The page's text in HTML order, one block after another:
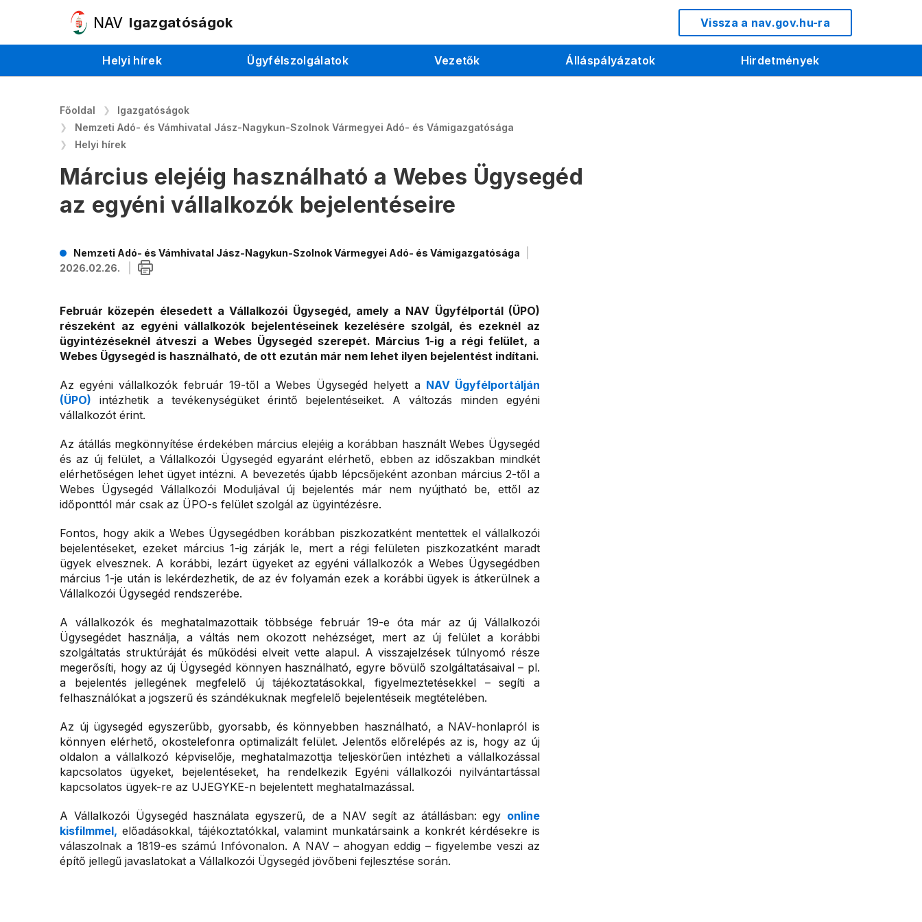
Igazgatóságok Vissza a nav.gov.hu-ra
Helyi hírek Ügyfélszolgálatok Vezetők Álláspályázatok Hirdetmények
Főoldal
Igazgatóságok
Nemzeti Adó- és Vámhivatal Jász-Nagykun-Szolnok Vármegyei Adó- és Vámigazgatósága
Helyi hírek
Március elejéig használható a Webes Ügysegéd
az egyéni vállalkozók bejelentéseire
Nemzeti Adó- és Vámhivatal Jász-Nagykun-Szolnok Vármegyei Adó- és Vámigazgatósága
2026.02.26.
Február közepén élesedett a Vállalkozói Ügysegéd, amely a NAV Ügyfélportál (ÜPO)
részeként az egyéni vállalkozók bejelentéseinek kezelésére szolgál, és ezeknél az
ügyintézéseknél átveszi a Webes Ügysegéd szerepét. Március 1-ig a régi felület, a
Webes Ügysegéd is használható, de ott ezután már nem lehet ilyen bejelentést indítani.
Az egyéni vállalkozók február 19-től a Webes Ügysegéd helyett a NAV Ügyfélportálján
(ÜPO) intézhetik a tevékenységüket érintő bejelentéseiket. A változás minden egyéni
vállalkozót érint.
Az átállás megkönnyítése érdekében március elejéig a korábban használt Webes Ügysegéd
és az új felület, a Vállalkozói Ügysegéd egyaránt elérhető, ebben az időszakban mindkét
elérhetőségen lehet ügyet intézni. A bevezetés újabb lépcsőjeként azonban március 2-től a
Webes Ügysegéd Vállalkozói Moduljával új bejelentés már nem nyújtható be, ettől az
időponttól már csak az ÜPO-s felület szolgál az ügyintézésre.
Fontos, hogy akik a Webes Ügysegédben korábban piszkozatként mentettek el vállalkozói
bejelentéseket, ezeket március 1-ig zárják le, mert a régi felületen piszkozatként maradt
ügyek elvesznek. A korábbi, lezárt ügyeket az egyéni vállalkozók a Webes Ügysegédben
március 1-je után is lekérdezhetik, de az év folyamán ezek a korábbi ügyek is átkerülnek a
Vállalkozói Ügysegéd rendszerébe.
A vállalkozók és meghatalmazottaik többsége február 19-e óta már az új Vállalkozói
Ügysegédet használja, a váltás nem okozott nehézséget, mert az új felület a korábbi
szolgáltatás struktúráját és működési elveit vette alapul. A visszajelzések túlnyomó része
megerősíti, hogy az új Ügysegéd könnyen használható, egyre bővülő szolgáltatásaival – pl.
a bejelentés jellegének megfelelő új tájékoztatásokkal, figyelmeztetésekkel – segíti a
felhasználókat a jogszerű és szándékuknak megfelelő bejelentéseik megtételében.
Az új ügysegéd egyszerűbb, gyorsabb, és könnyebben használható, a NAV-honlapról is
könnyen elérhető, okostelefonra optimalizált felület. Jelentős előrelépés az is, hogy az új
oldalon a vállalkozó képviselője, meghatalmazottja teljeskörűen intézheti a vállalkozással
kapcsolatos ügyeket, bejelentéseket, ha rendelkezik Egyéni vállalkozói nyilvántartással
kapcsolatos ügyek-re az UJEGYKE-n bejelentett meghatalmazással.
A Vállalkozói Ügysegéd használata egyszerű, de a NAV segít az átállásban: egy online
kisfilmmel, előadásokkal, tájékoztatókkal, valamint munkatársaink a konkrét kérdésekre is
válaszolnak a 1819-es számú Infóvonalon. A NAV – ahogyan eddig – figyelembe veszi az
építő jellegű javaslatokat a Vállalkozói Ügysegéd jövőbeni fejlesztése során.